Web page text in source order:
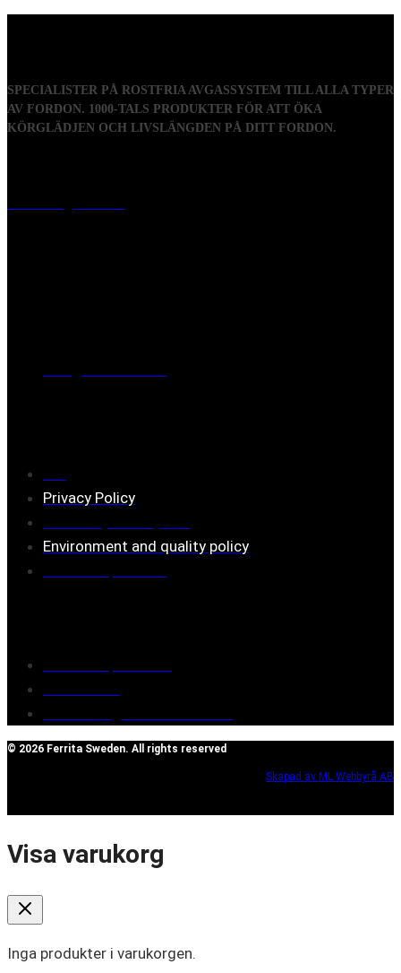
SPECIALISTER PÅ ROSTFRIA AVGASSYSTEM TILL ALLA TYPER
AV FORDON. 1000-TALS PRODUKTER FÖR ATT ÖKA
KÖRGLÄDJEN OCH LIVSLÄNGDEN PÅ DITT FORDON.
Privacy Policy
Environment and quality policy
© 2026 Ferrita Sweden. All rights reserved
Skapad av ML Webbyrå AB
Visa varukorg
Inga produkter i varukorgen.